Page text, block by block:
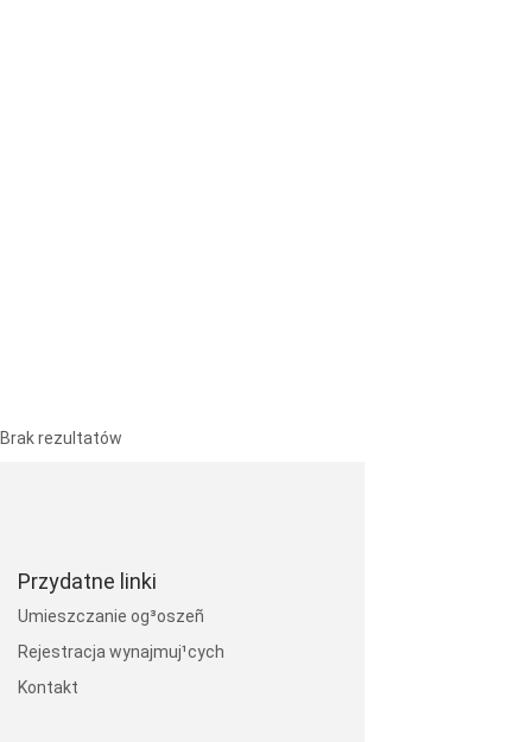
Brak rezultatów
Przydatne linki
Umieszczanie og³oszeñ
Rejestracja wynajmuj¹cych
Kontakt